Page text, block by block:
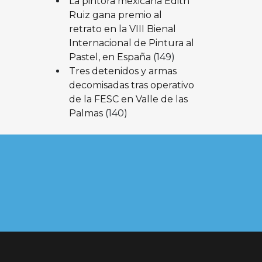
Ruiz gana premio al
retrato en la VIII Bienal
Internacional de Pintura al
Pastel, en España (149)
Tres detenidos y armas
decomisadas tras operativo
de la FESC en Valle de las
Palmas (140)